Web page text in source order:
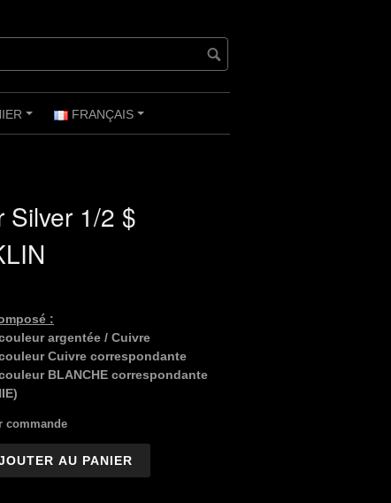
+ +
FRANÇAIS
Silver 1/2 $
:
argentée / Cuivre
Cuivre correspondante
BLANCHE correspondante
commande
AU PANIER